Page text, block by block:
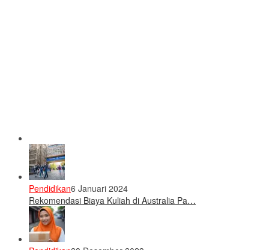
Pendidikan6 Januari 2024
Rekomendasi Biaya Kuliah di Australia Pa…